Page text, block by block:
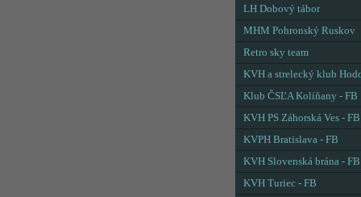
LH Dobový tábor
MHM Pohronský Ruskov
Retro sky team
KVH a strelecký klub
Klub ČSĽA Kolíňany - FB
KVH PS Záhorská Ves - FB
KVPH Bratislava - FB
KVH Slovenská brána - FB
KVH Turiec - FB